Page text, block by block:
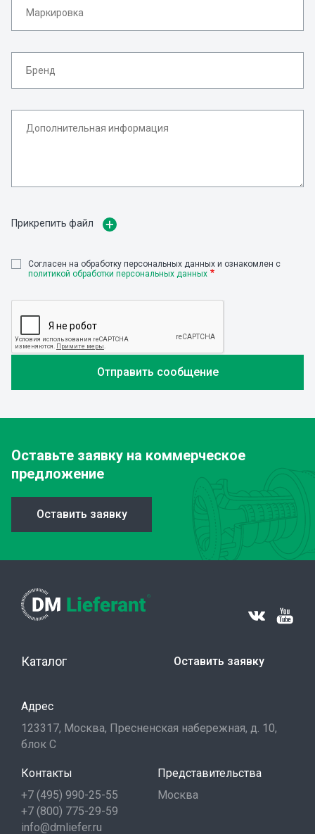
Прикрепить файл
Cогласен на обработку персональных данных и ознакомлен с
политикой обработки персональных данных
Оставьте заявку на коммерческое
предложение
Оставить заявку
Каталог Оставить заявку
Адрес
123317, Москва, Пресненская набережная, д. 10,
блок С
Контакты
+7 (495) 990-25-55
+7 (800) 775-29-59
info@dmliefer.ru
Представительства
Москва